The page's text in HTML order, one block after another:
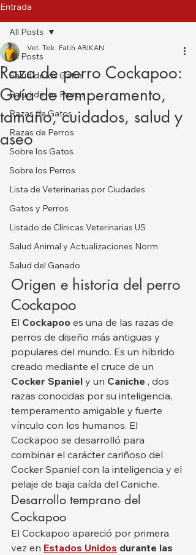
Entrada
All Posts
Salud de los Gatos
Salud de los Perros
Razas de Gatos
Razas de Perros
Sobre los Gatos
Sobre los Perros
Lista de Veterinarias por Ciudades
Gatos y Perros
Listado de Clínicas Veterinarias US
Salud Animal y Actualizaciones Norm
Salud del Ganado
All Posts
Raza de perro Cockapoo:
Guía de temperamento,
tamaño, cuidados, salud y
aseo
Vet. Tek. Fatih ARIKAN
Origen e historia del perro
Cockapoo
El Cockapoo es una de las razas de
perros de diseño más antiguas y
populares del mundo. Es un híbrido
creado mediante el cruce de un
Cocker Spaniel y un Caniche , dos
razas conocidas por su inteligencia,
temperamento amigable y fuerte
vínculo con los humanos. El
Cockapoo se desarrolló para
combinar el carácter cariñoso del
Cocker Spaniel con la inteligencia y el
pelaje de baja caída del Caniche.
Desarrollo temprano del
Cockapoo
El Cockapoo apareció por primera
vez en Estados Unidos durante las